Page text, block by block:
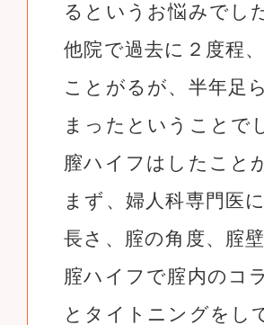
るというお悩みでし
他院で過去に２度程
ことがるが、半年足
まったということで
膣ハイフはしたこと
まず、婦人科専門医
長さ、腟の角度、腟
腟ハイフで腟内のコ
とタイトニングをし